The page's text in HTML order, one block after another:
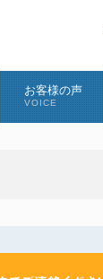
お客様の声
VOICE